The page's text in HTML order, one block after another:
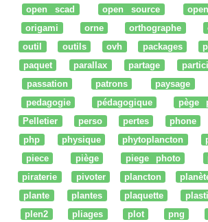
open scad
open source
origami
orne orthographe
outil
outils ovh packages
paquet
parallax partage
passation
patrons paysage
pedagogie
pédagogique pège
Pelletier
perso pertes phone
php
physique phytoplancton
piece
piège piege photo
piraterie
pivoter plancton
plante
plantes plaquette
plen2
pliages plot png